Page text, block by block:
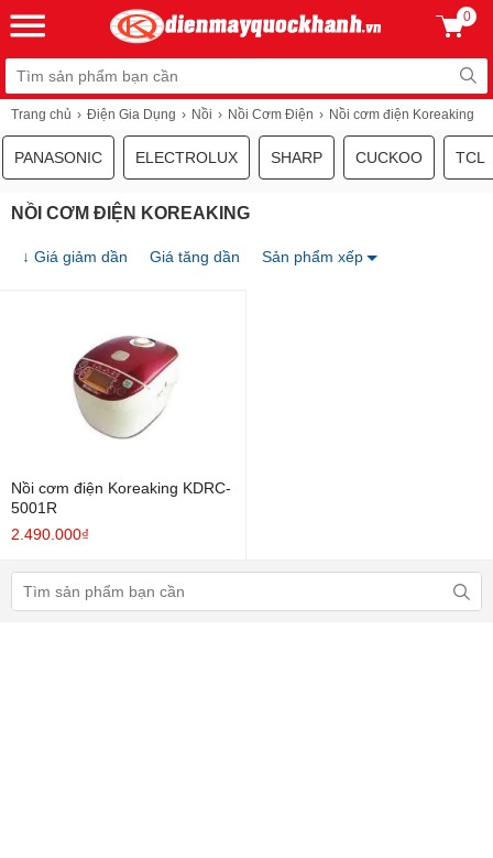
0
Trang chủ Điện Gia Dụng Nồi Nồi Cơm Điện Nồi cơm điện Koreaking
PANASONIC ELECTROLUX SHARP CUCKOO TCL
NỒI CƠM ĐIỆN KOREAKING
↓ Giá giảm dần Giá tăng dần Sản phẩm xếp
Nồi cơm điện Koreaking KDRC-
5001R
2.490.000₫